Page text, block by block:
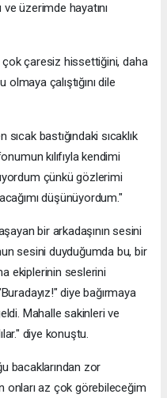
üzerimde hayatını
çaresiz hissettiğini, daha
çalıştığını dile
bastığındaki sıcaklık
kılıfıyla kendimi
çünkü gözlerimi
düşünüyordum."
bir arkadaşının sesini
sesini duyduğumda bu, bir
ekiplerinin seslerini
diye bağırmaya
Mahalle sakinleri ve
diye konuştu.
bacaklarından zor
onları az çok görebileceğim